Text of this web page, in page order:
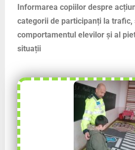
Informarea copiilor despre
categorii de participanți la
comportamentul elevilor și al
situații